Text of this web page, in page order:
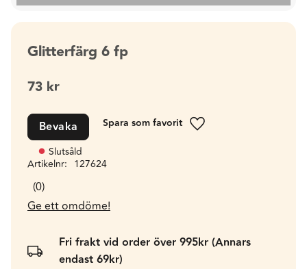
Glitterfärg 6 fp
73 kr
Lägg till i favoriter
Bevaka
Slutsåld
Artikelnr
127624
0
Ge ett omdöme!
Fri frakt vid order över 995kr (Annars
endast 69kr)